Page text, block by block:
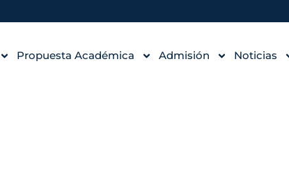
Propuesta Académica Admisión Noticias